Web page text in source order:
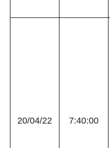
20/04/22 7:40:00